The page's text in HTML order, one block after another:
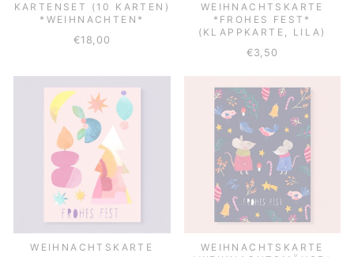
KARTENSET (10 KARTEN)
*WEIHNACHTEN*
€18,00
WEIHNACHTSKARTE
*FROHES FEST*
(KLAPPKARTE, LILA)
€3,50
WEIHNACHTSKARTE
WEIHNACHTSKARTE